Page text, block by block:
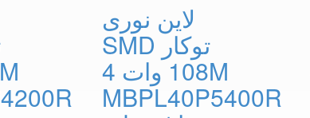
لاین نوری
SMD توکار
108 وات 4M
MBPL40P5400R